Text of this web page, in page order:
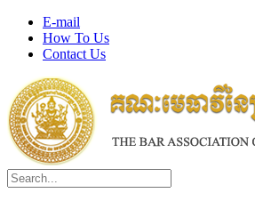
E-mail
How To Us
Contact Us